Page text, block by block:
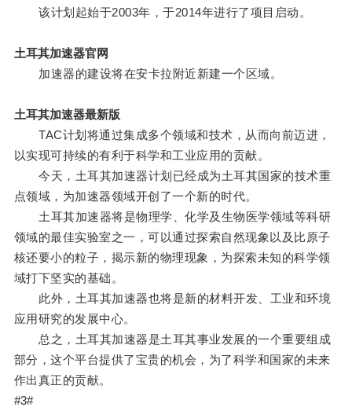
该计划起始于2003年，于2014年进行了项目启动。
土耳其加速器官网
加速器的建设将在安卡拉附近新建一个区域。
土耳其加速器最新版
TAC计划将通过集成多个领域和技术，从而向前迈进，
以实现可持续的有利于科学和工业应用的贡献。
今天，土耳其加速器计划已经成为土耳其国家的技术重
点领域，为加速器领域开创了一个新的时代。
土耳其加速器将是物理学、化学及生物医学领域等科研
领域的最佳实验室之一，可以通过探索自然现象以及比原子
核还要小的粒子，揭示新的物理现象，为探索未知的科学领
域打下坚实的基础。
此外，土耳其加速器也将是新的材料开发、工业和环境
应用研究的发展中心。
总之，土耳其加速器是土耳其事业发展的一个重要组成
部分，这个平台提供了宝贵的机会，为了科学和国家的未来
作出真正的贡献。
#3#